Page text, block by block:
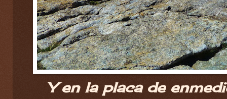
Y en la placa de